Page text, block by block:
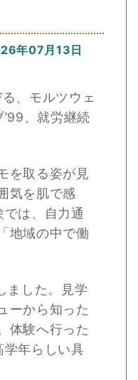
年07月13日
、モルツウェ
、就労継続
を取る姿が見
気を肌で感
は、自力通
地域の中で働
ました。見学
ーから知った
体験へ行った
年らしい具